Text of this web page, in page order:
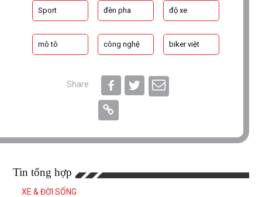
Sport đèn pha độ xe
mô tô công nghệ biker việt
Share
Tin tổng hợp
XE & ĐỜI SỐNG